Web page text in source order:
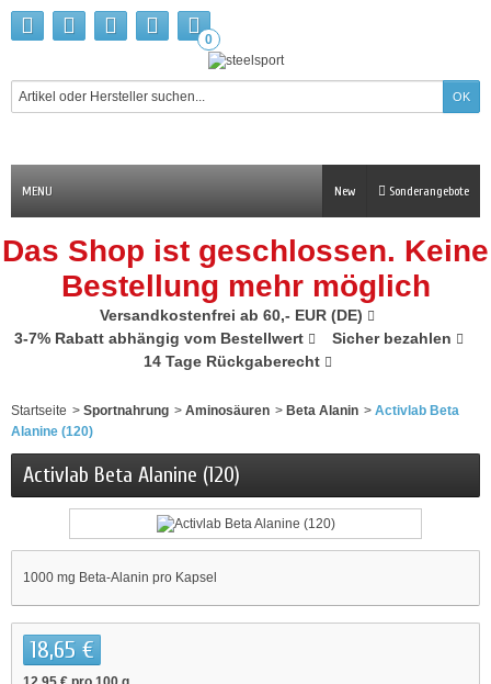
0
MENU Sonderangebote
New
Das Shop ist geschlossen. Keine
Bestellung mehr möglich
Versandkostenfrei ab 60,- EUR (DE)
3-7% Rabatt abhängig vom Bestellwert
Sicher bezahlen
14 Tage Rückgaberecht
Startseite > Sportnahrung > Aminosäuren > Beta Alanin > Activlab Beta
Alanine (120)
Activlab Beta Alanine (120)
1000 mg Beta-Alanin pro Kapsel
18,65 €